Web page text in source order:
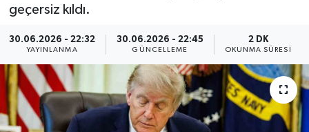
geçersiz kıldı.
30.06.2026 - 22:32
YAYINLANMA
30.06.2026 - 22:45
GÜNCELLEME
2 DK
OKUNMA SÜRESI
Dış Haberler
Dünya
EĞİTİM